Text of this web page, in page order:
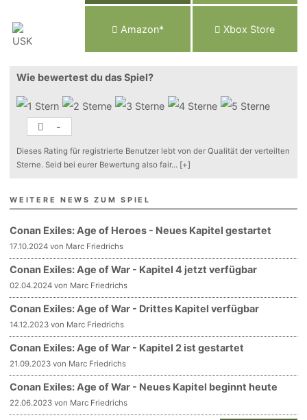
Amazon* Xbox Store
Wie bewertest du das Spiel?
-
Dieses Rating für registrierte Benutzer lebt von der Qualität der verteilten
Sterne. Seid bei eurer Bewertung also fair... [+]
WEITERE NEWS ZUM SPIEL
Conan Exiles: Age of Heroes - Neues Kapitel gestartet
17.10.2024 von Marc Friedrichs
Conan Exiles: Age of War - Kapitel 4 jetzt verfügbar
02.04.2024 von Marc Friedrichs
Conan Exiles: Age of War - Drittes Kapitel verfügbar
14.12.2023 von Marc Friedrichs
Conan Exiles: Age of War - Kapitel 2 ist gestartet
21.09.2023 von Marc Friedrichs
Conan Exiles: Age of War - Neues Kapitel beginnt heute
22.06.2023 von Marc Friedrichs